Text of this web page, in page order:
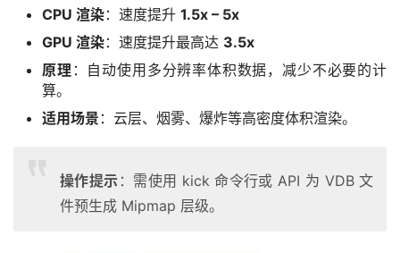
CPU 渲染：速度提升 1.5x – 5x
GPU 渲染：速度提升最高达 3.5x
原理 ：自动使用多分辨率体积数据，减少不必要的计
算。
适用场景 ：云层、烟雾、爆炸等高密度体积渲染。
操作提示 ：需使用 kick 命令行或 API 为 VDB 文
件预生成 Mipmap 层级。